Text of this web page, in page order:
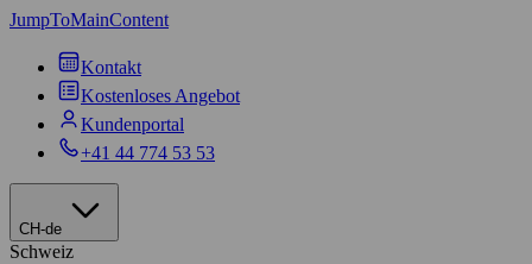
JumpToMainContent
Kontakt
Kostenloses Angebot
Kundenportal
+41 44 774 53 53
CH-de
Schweiz